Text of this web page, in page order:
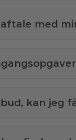
med
kan jeg